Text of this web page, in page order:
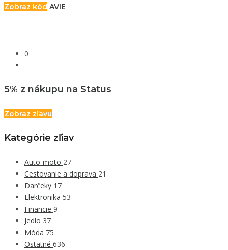
Zobraz kód AVIE
0
5% z nákupu na Status
Zobraz zľavu
Kategórie zľiav
Auto-moto 27
Cestovanie a doprava 21
Darčeky 17
Elektronika 53
Financie 9
Jedlo 37
Móda 75
Ostatné 636